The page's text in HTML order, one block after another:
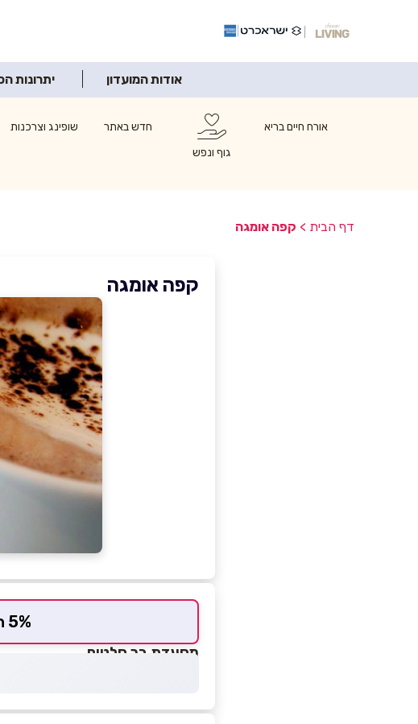
אודות המועדון יתרונות
אורח חיים בריא
גוף ונפש
חדש באתר שופינג וצרכנות
דף הבית > קפה אומגה
קפה אומגה
5% הנחה אוטומטית למשלמים בכרטיס המועדון
מסעדת בר סלטים